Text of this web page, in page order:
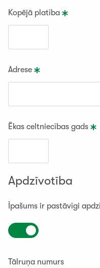
Kopējā platība
Adrese
Ēkas celtniecības gads
Apdzīvotība
Īpašums ir pastāvīgi
Tālruņa numurs